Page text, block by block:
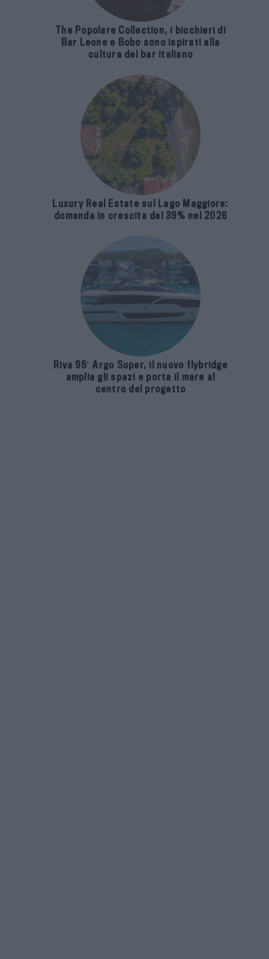
The Popolare Collection, i bicchieri di
Bar Leone e Bobo sono ispirati alla
cultura del bar italiano
Luxury Real Estate sul Lago Maggiore:
domanda in crescita del 39% nel 2026
Riva 96′ Argo Super, il nuovo flybridge
amplia gli spazi e porta il mare al
centro del progetto